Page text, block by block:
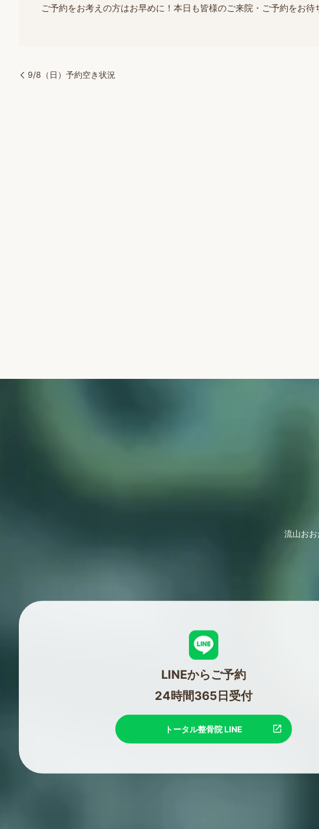
ご予約をお考えの方はお早めに！本日も皆様のご来院・ご予約をお待
9/8（日）予約空き状況
流山お
LINEからご予約
24時間365日受付
トータル整骨院 LINE